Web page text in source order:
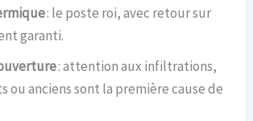
: le poste roi, avec retour sur
garanti.
: attention aux infiltrations,
ou anciens sont la première cause de